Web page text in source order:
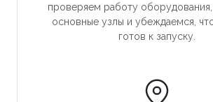
проверяем работу
основные узлы и убеждаемся,
готов к запуску.